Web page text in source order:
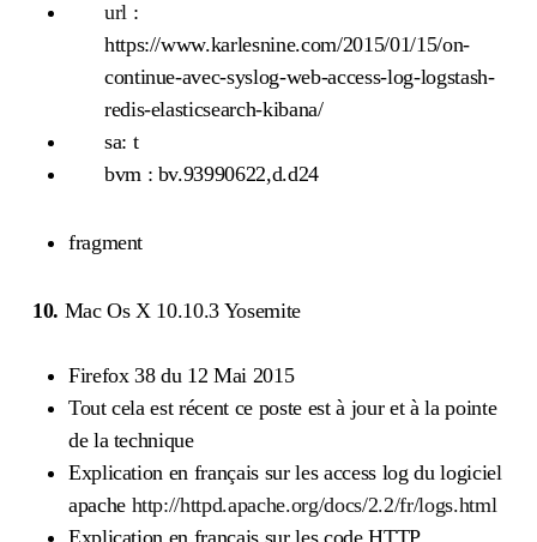
url :
https://www.karlesnine.com/2015/01/15/on-
continue-avec-syslog-web-access-log-logstash-
redis-elasticsearch-kibana/
sa: t
bvm : bv.93990622,d.d24
fragment
10. Mac Os X 10.10.3 Yosemite
Firefox 38 du 12 Mai 2015
Tout cela est récent ce poste est à jour et à la pointe
de la technique
Explication en français sur les access log du logiciel
apache http://httpd.apache.org/docs/2.2/fr/logs.html
Explication en français sur les code HTTP